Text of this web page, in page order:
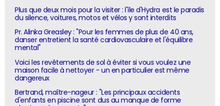
Plus que deux mois pour la visiter : l'île d'Hydra est le paradis
du silence, voitures, motos et vélos y sont interdits
Pr. Alinka Greasley : "Pour les femmes de plus de 40 ans,
danser entretient la santé cardiovasculaire et l'équilibre
mental"
Voici les revêtements de sol à éviter si vous voulez une
maison facile à nettoyer - un en particulier est même
dangereux
Bertrand, maître-nageur : "Les principaux accidents
d'enfants en piscine sont dus au manque de forme